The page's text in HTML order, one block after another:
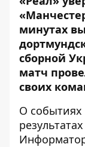
минутах
сборной
матч
своих
О